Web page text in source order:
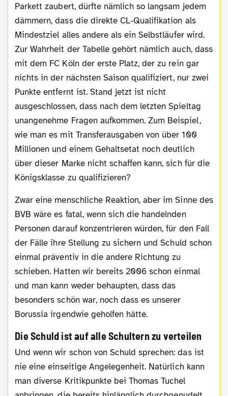
Parkett zaubert, dürfte nämlich so langsam jedem
dämmern, dass die direkte CL-Qualifikation als
Mindestziel alles andere als ein Selbstläufer wird.
Zur Wahrheit der Tabelle gehört nämlich auch, dass
mit dem FC Köln der erste Platz, der zu rein gar
nichts in der nächsten Saison qualifiziert, nur zwei
Punkte entfernt ist. Stand jetzt ist nicht
ausgeschlossen, dass nach dem letzten Spieltag
unangenehme Fragen aufkommen. Zum Beispiel,
wie man es mit Transferausgaben von über 100
Millionen und einem Gehaltsetat noch deutlich
über dieser Marke nicht schaffen kann, sich für die
Königsklasse zu qualifizieren?
Zwar eine menschliche Reaktion, aber im Sinne des
BVB wäre es fatal, wenn sich die handelnden
Personen darauf konzentrieren würden, für den Fall
der Fälle ihre Stellung zu sichern und Schuld schon
einmal präventiv in die andere Richtung zu
schieben. Hatten wir bereits 2006 schon einmal
und man kann weder behaupten, dass das
besonders schön war, noch dass es unserer
Borussia irgendwie geholfen hätte.
Die Schuld ist auf alle Schultern zu verteilen
Und wenn wir schon von Schuld sprechen: das ist
nie eine einseitige Angelegenheit. Natürlich kann
man diverse Kritikpunkte bei Thomas Tuchel